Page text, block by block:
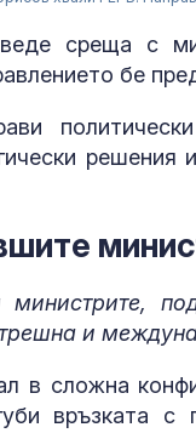
среща с
бе
и
в сложна
връзката с